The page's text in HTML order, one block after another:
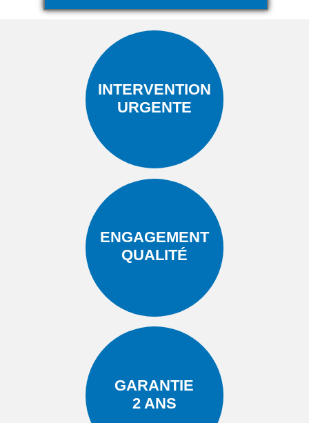
INTERVENTION
URGENTE
ENGAGEMENT
QUALITÉ
GARANTIE
2 ANS